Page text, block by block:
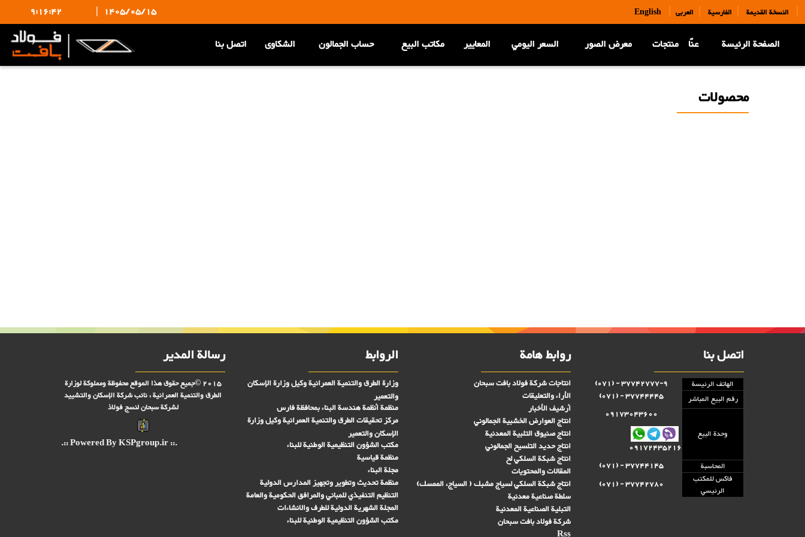
English| النسخة القديمة | الفارسية | العربی |
1405/05/15
|
9:16:42
الصفحة الرئيسة عنّا منتجات معرض الصور السعر اليومي المعاییر مكاتب البيع حساب الجمالون الشکاوی اتصل بنا
محصولات
اتصل بنا
الهاتف الرئيسة
37742777-9 - (071)
رقم البيع المباشر
37744445 - (071)
وحدة البيع
09173043600
09172435216
المحاسبة
37744145 - (071)
فاكس للمكتب
الرئيسي
37742780 - (071)
روابط هامة
انتاجات شركة فولاد بافت سبحان
الأراء والتعليقات
أرشيف الأخبار
انتاج العوارض الخشبية الجمالوني
انتاج صنىوق التلبية المعدنية
انتاج حديد التلسيح الجمالوني
انتاج شبكة السلكي لح
المقالات والمحتويات
انتاج شبكة السلكي لسياج مشبك ( السياج، الممسك)
سلطة صناعية معدنية
التبلیة الصناعية المعدنية
شركة فولاد بافت سبحان
الروابط
وزارة الطرق والتنمية العمرانية وكيل وزارة الإسكان
والتعمير
منظمة أنظمة هندسة البناء بمحافظة فارس
مركز تحقیقات الطرق والتنمية العمرانية وكيل وزارة
الإسكان والتعمير
مكتب الشؤون التنظيمية الوطنية للبناء
منظمة قياسية
مجلة البناء
منظمة تحديث وتطوير وتجهيز المدارس الدولية
التنظيم التنفيذي للمباني والمرافق الحكومية والعامة
المجلة الشهرية الدولية للطرف والانشاءات
مكتب الشؤون التنظيمية الوطنية للبناء
رسالة المدير
2015 ©جميع حقوق هذا الموقع محفوظة ومملوكة لوزارة
الطرق والتنمية العمرانية ، نائب شركة الإسكان والتشييد
لشركة سبحان لنسج فولاذ
.:: Powered By KSPgroup.ir ::.